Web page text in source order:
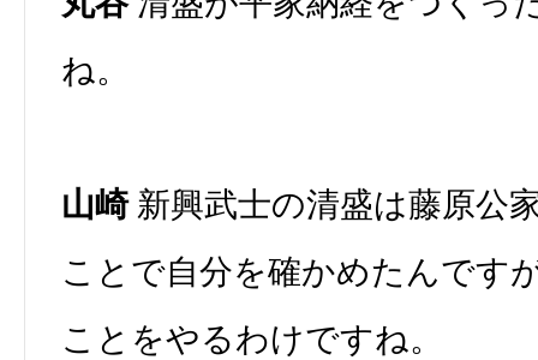
ね。
山崎新興武士の清盛は藤原公
ことで自分を確かめたんです
ことをやるわけですね。